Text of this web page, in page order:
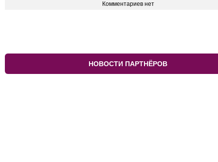
Комментариев нет
НОВОСТИ ПАРТНЁРОВ